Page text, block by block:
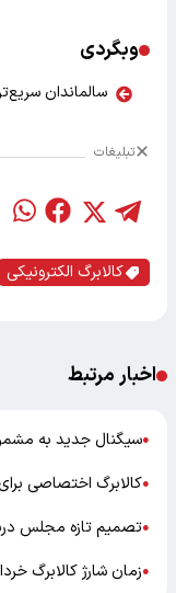
وبگردی
سالماندان
تبلیغات
کالابرگ الکترونیکی
اخبار مرتبط
●سیگنال جدید به
●کالابرگ اختصاصی
●تصمیم تازه مجلس
●زمان شارژ کالابرگ